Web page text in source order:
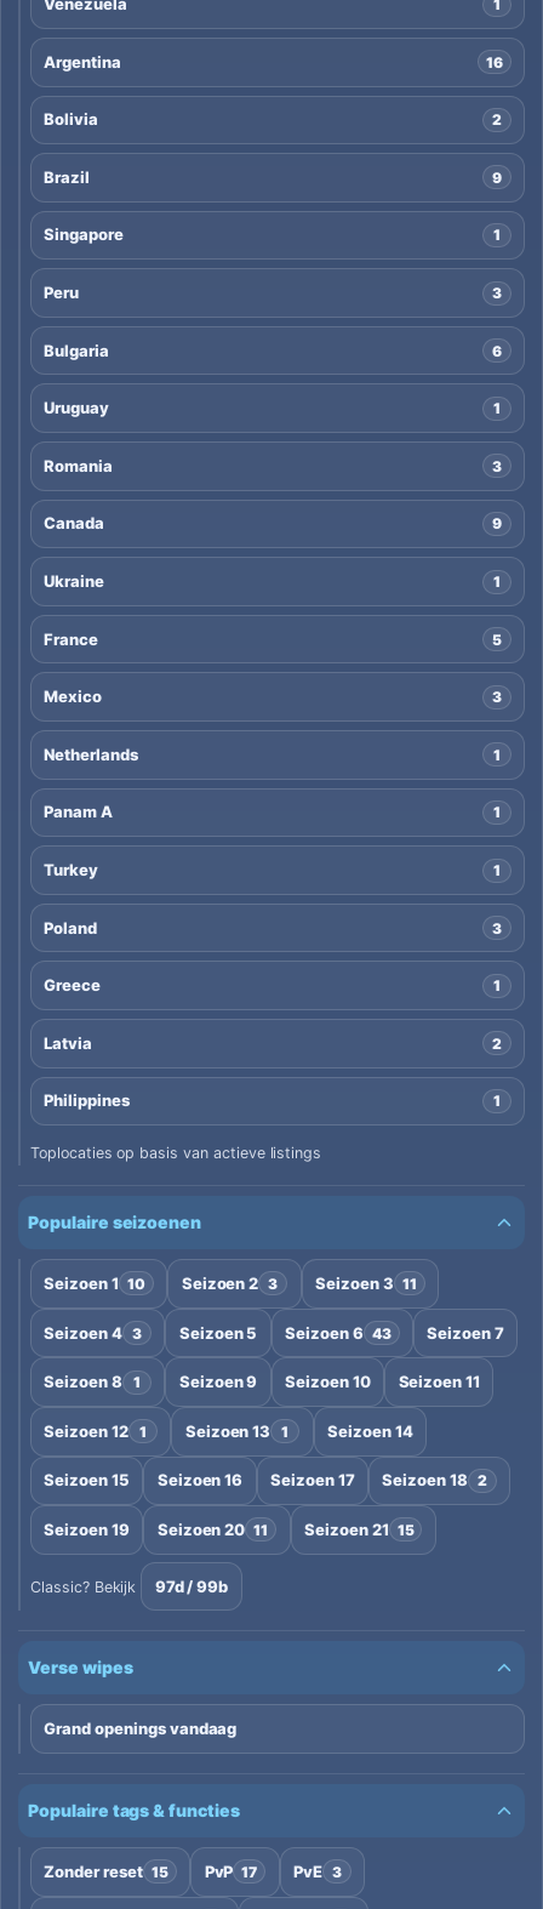
1
Argentina 16
Bolivia 2
Brazil 9
Singapore 1
Peru 3
Bulgaria 6
Uruguay 1
Romania 3
Canada 9
Ukraine 1
France 5
Mexico 3
Netherlands 1
Panam A 1
Turkey 1
Poland 3
Greece 1
Latvia 2
Philippines 1
Toplocaties op basis van actieve listings
Populaire seizoenen
Seizoen 1 10 Seizoen 2 3 Seizoen 3 11
Seizoen 4 3 Seizoen 5 Seizoen 6 43 Seizoen 7
Seizoen 8 1 Seizoen 9 Seizoen 10 Seizoen 11
Seizoen 12 1 Seizoen 13 1 Seizoen 14
Seizoen 15 Seizoen 16 Seizoen 17 Seizoen 18 2
Seizoen 19 Seizoen 20 11 Seizoen 21 15
Classic? Bekijk 97d / 99b
Verse wipes
Grand openings vandaag
Populaire tags & functies
Zonder reset 15 PvP 17 PvE 3